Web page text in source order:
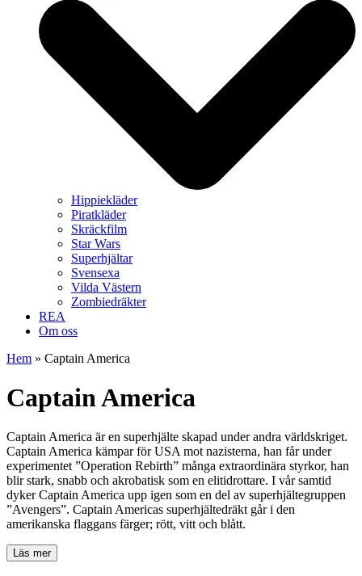
Hippiekläder
Piratkläder
Skräckfilm
Star Wars
Superhjältar
Svensexa
Vilda Västern
Zombiedräkter
REA
Om oss
Hem » Captain America
Captain America
Captain America är en superhjälte skapad under andra världskriget.
Captain America kämpar för USA mot nazisterna, han får under
experimentet ”Operation Rebirth” många extraordinära styrkor, han
blir stark, snabb och akrobatisk som en elitidrottare. I vår samtid
dyker Captain America upp igen som en del av superhjältegruppen
”Avengers”. Captain Americas superhjältedräkt går i den
amerikanska flaggans färger; rött, vitt och blått.
Läs mer